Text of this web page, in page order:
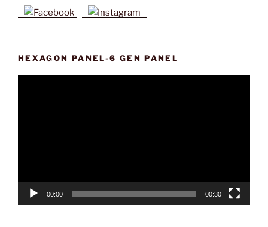
HEXAGON PANEL-6 GEN PANEL
00:00 00:30